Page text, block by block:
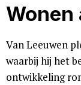
Wonen
Van Leeuwen
waarbij hij het
ontwikkeling